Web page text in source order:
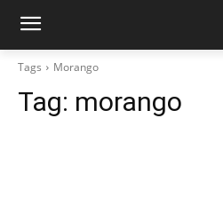
Tags Morango
Tag: morango